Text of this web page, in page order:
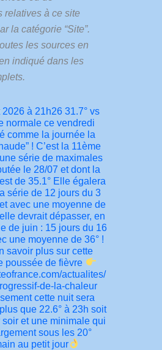
relatives à ce site
la catégorie “Site”.
les sources en
indiqué dans les
2026 à 21h26 31.7° vs
normale ce vendredi
comme la journée la
! C’est la 11ème
série de maximales
le 28/07 et dont la
de 35.1° Elle égalera
série de 12 jours du 3
avec une moyenne de
devrait dépasser, en
de juin : 15 jours du 16
une moyenne de 36° !
savoir plus sur cette
poussée de fièvre
actualites/
de-la-chaleur
cette nuit sera
que 22.6° à 23h soit
soir et une minimale qui
sous les 20°
au petit jour